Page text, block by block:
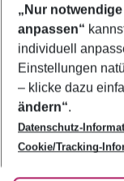
Footer
Footer navigation
Über uns
AGB
Bestpreisgarantie
Cookie-
Cookie-Richtlinie
Agenturbetreuung
Barrierefreies
Folge uns
„Nur
anpassen“
individuell
Einstellungen
– klicke dazu
ändern“.
Datenschutz-
Cookie/Tracking-